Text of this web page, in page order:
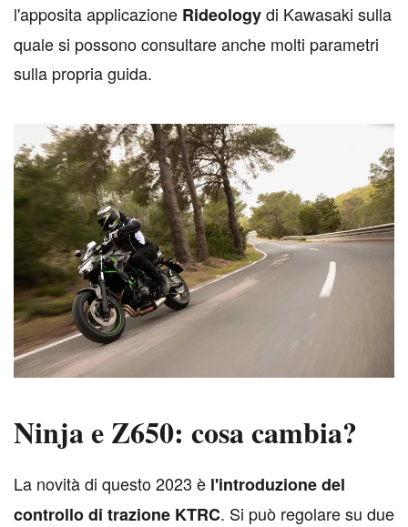
l'apposita applicazione Rideologydi Kawasaki sulla
quale si possono consultare anche molti parametri
sulla propria guida.
Ninja e Z650: cosa cambia?
La novità di questo 2023 è l'introduzione del
controllo di trazione KTRC. Si può regolare su due